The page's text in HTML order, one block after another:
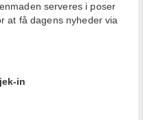
serveres i poser
at få dagens nyheder via
in